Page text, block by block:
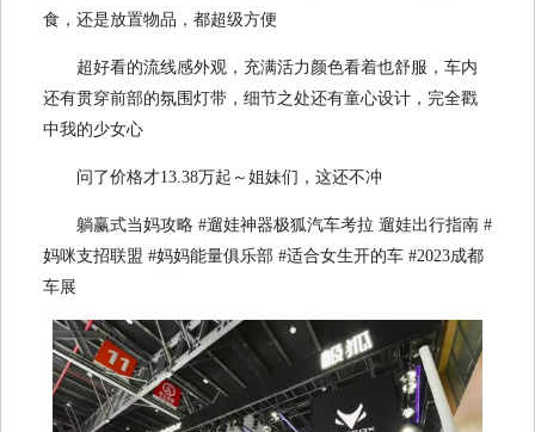
食，还是放置物品，都超级方便
超好看的流线感外观，充满活力颜色看着也舒服，车内
还有贯穿前部的氛围灯带，细节之处还有童心设计，完全戳
中我的少女心
问了价格才13.38万起～姐妹们，这还不冲
躺赢式当妈攻略 #遛娃神器极狐汽车考拉 遛娃出行指南 #
妈咪支招联盟 #妈妈能量俱乐部 #适合女生开的车 #2023成都
车展